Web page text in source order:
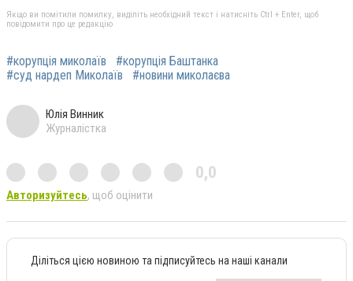
Якщо ви помітили помилку, виділіть необхідний текст і натисніть Ctrl + Enter, щоб
повідомити про це редакцію
#корупція миколаїв
#корупція Баштанка
#суд нардеп Миколаїв
#новини миколаєва
Юлія Винник
Журналістка
0,0
Авторизуйтесь, щоб оцінити
Діліться цією новиною та підписуйтесь на наші канали